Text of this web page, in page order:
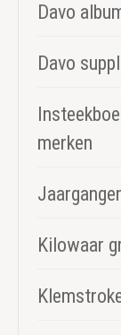
Davo
Davo
merken
Kilowaar